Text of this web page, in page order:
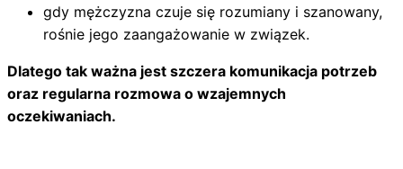
gdy mężczyzna czuje się rozumiany i szanowany,
rośnie jego zaangażowanie w związek.
Dlatego tak ważna jest szczera komunikacja potrzeb
oraz regularna rozmowa o wzajemnych
oczekiwaniach.